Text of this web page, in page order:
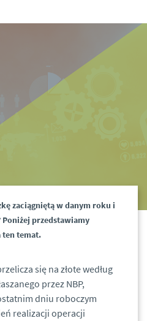
zaciągniętą w danym roku i
przedstawiamy
ten temat.
się na złote według
przez NBP,
dniu roboczym
realizacji operacji